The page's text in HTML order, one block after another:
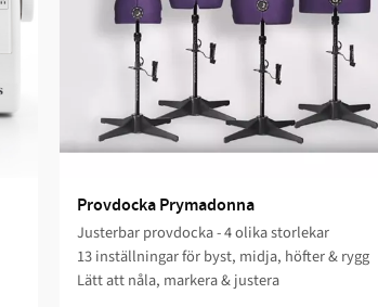
Provdocka Prymadonna
Justerbar provdocka - 4 olika storlekar
13 inställningar för byst, midja, höfter & rygg
Lätt att nåla, markera & justera